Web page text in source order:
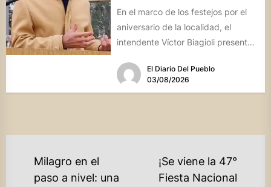
En el marco de los festejos por el
aniversario de la localidad, el
intendente Víctor Biagioli presentó
El Diario Del Pueblo
03/08/2026
NAVEGACIÓN
Milagro en el
paso a nivel: una
¡Se viene la 47°
Fiesta Nacional